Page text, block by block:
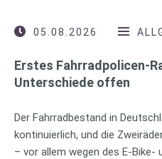
05.08.2026
Erstes Fahrradpolicen-
Unterschiede offen
Der Fahrradbestand in
kontinuierlich, und die
– vor allem wegen des E-Bike-